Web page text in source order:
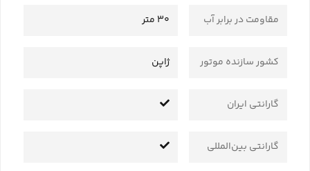
مقاومت در برابر آب 30 متر
کشور سازنده موتور ژاپن
گارانتی ایران
گارانتی بین‌المللی